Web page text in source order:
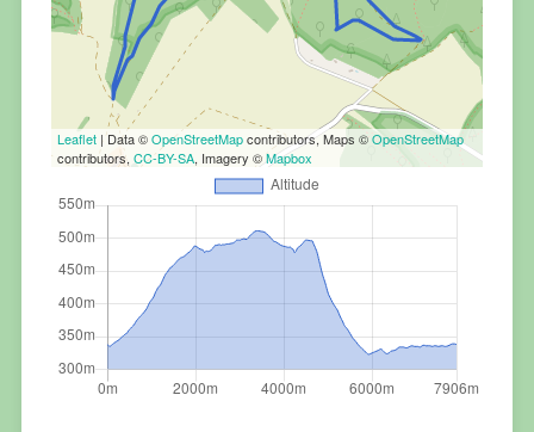
Leaflet| Data ©OpenStreetMapcontributors, Maps ©OpenStreetMap
contributors, CC-BY-SA, Imagery ©Mapbox